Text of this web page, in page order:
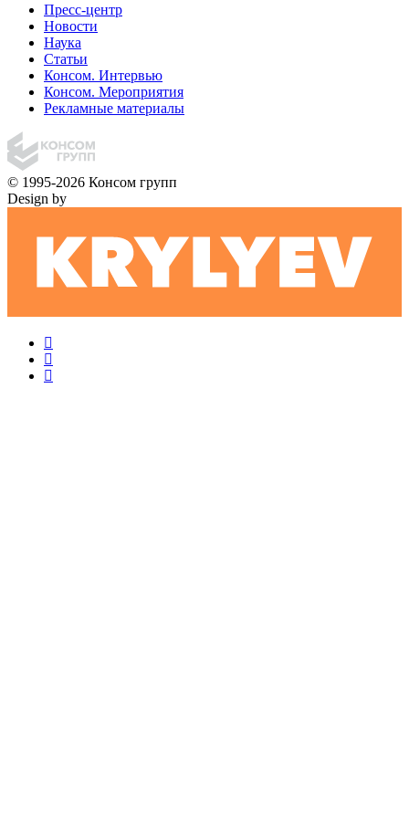
Пресс-центр
Новости
Наука
Статьи
Консом. Интервью
Консом. Мероприятия
Рекламные материалы
© 1995-2026 Консом групп
Design by